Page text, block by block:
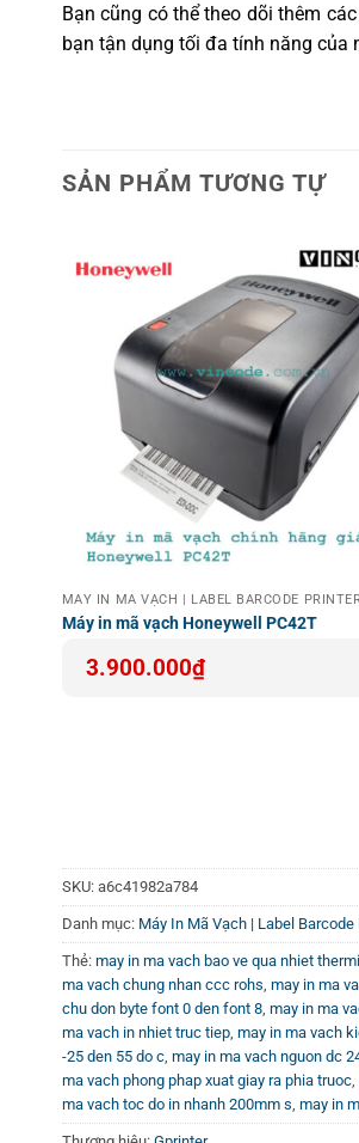
Môi trường hoạt động
Nhiệt độ:
(không
Kích thước máy
(D×R×C)
128 ×
(D×R×C)
310 ×
Kích thước hộp 635 ×
Trọng lượng đóng gói 17.19 kg
Số lượng trong một hộp 9 chiếc
Tuổi thọ đầu in 30 km
Chứng nhận CCC,
Bạn cũng có thể theo dõi thêm
bạn tận dụng tối đa tính năng của
SẢN PHẨM TƯƠNG TỰ
MÁY IN MÃ VẠCH | LABEL BARCODE
Máy in mã vạch Honeywell PC42T
3.900.000₫
SKU: a6c41982a784
Danh mục: Máy In Mã Vạch | Label Barcode
Thẻ: may in ma vach bao ve qua nhiet
ma vach chung nhan ccc rohs, may in ma
chu don byte font 0 den font 8, may in ma
ma vach in nhiet truc tiep, may in ma vach
-25 den 55 do c, may in ma vach nguon dc
ma vach phong phap xuat giay ra phia truoc,
ma vach toc do in nhanh 200mm s, may in